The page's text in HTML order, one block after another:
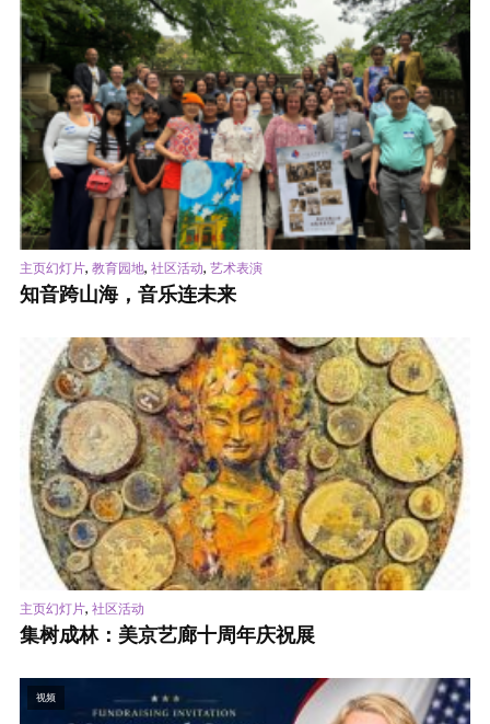
主页幻灯片, 教育园地, 社区活动, 艺术表演
知音跨山海，音乐连未来
主页幻灯片, 社区活动
集树成林：美京艺廊十周年庆祝展
视频